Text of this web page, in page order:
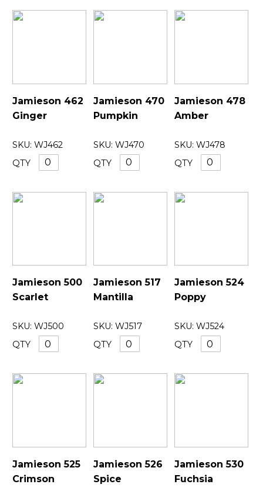
Jamieson 462
Ginger
SKU: WJ462
QTY
Jamieson 470
Pumpkin
SKU: WJ470
QTY
Jamieson 478
Amber
SKU: WJ478
QTY
Jamieson 500
Scarlet
SKU: WJ500
QTY
Jamieson 517
Mantilla
SKU: WJ517
QTY
Jamieson 524
Poppy
SKU: WJ524
QTY
Jamieson 525
Crimson
Jamieson 526
Spice
Jamieson 530
Fuchsia